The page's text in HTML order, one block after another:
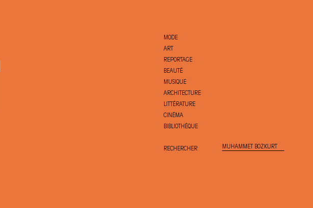
MODE
ART
REPORTAGE
BEAUTÉ
MUSIQUE
ARCHITECTURE
LITTÉRATURE
CINÉMA
BIBLIOTHÈQUE
RECHERCHER